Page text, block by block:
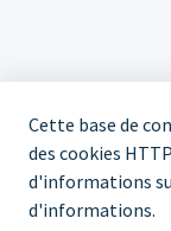
Cette base de
des cookies
d'informations
d'informations.